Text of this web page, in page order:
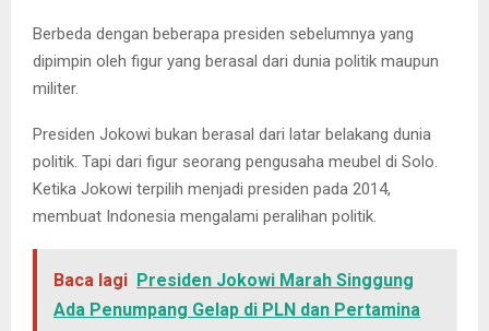
Berbeda dengan beberapa presiden sebelumnya yang
dipimpin oleh figur yang berasal dari dunia politik maupun
militer.
Presiden Jokowi bukan berasal dari latar belakang dunia
politik. Tapi dari figur seorang pengusaha meubel di Solo.
Ketika Jokowi terpilih menjadi presiden pada 2014,
membuat Indonesia mengalami peralihan politik.
Baca lagi Presiden Jokowi Marah Singgung
Ada Penumpang Gelap di PLN dan Pertamina